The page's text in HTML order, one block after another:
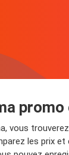
promo
vous
les prix